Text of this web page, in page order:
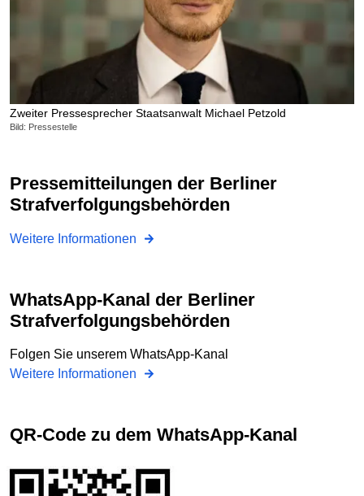
Zweiter Pressesprecher Staatsanwalt Michael Petzold
Bild: Pressestelle
Pressemitteilungen der Berliner
Strafverfolgungsbehörden
Weitere Informationen
WhatsApp-Kanal der Berliner
Strafverfolgungsbehörden
Folgen Sie unserem WhatsApp-Kanal
Weitere Informationen
QR-Code zu dem WhatsApp-Kanal